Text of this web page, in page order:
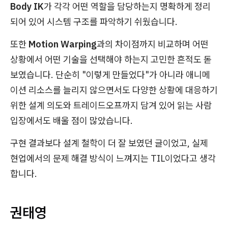
Body IK가 각각 어떤 역할을 담당하는지 명확하게 정리
되어 있어 시스템 구조를 파악하기 쉬웠습니다.
또한 Motion Warping과의 차이점까지 비교하며 어떤
상황에서 어떤 기술을 선택해야 하는지 고민한 흔적도 돋
보였습니다. 단순히 "이렇게 만들었다"가 아니라 애니메
이션 리소스를 늘리지 않으면서도 다양한 상황에 대응하기
위한 설계 의도와 트레이드오프까지 담겨 있어 읽는 사람
입장에서도 배울 점이 많았습니다.
구현 결과보다 설계 철학이 더 잘 보였던 글이었고, 실제
현업에서의 문제 해결 방식이 느껴지는 TIL이었다고 생각
합니다.
권태영